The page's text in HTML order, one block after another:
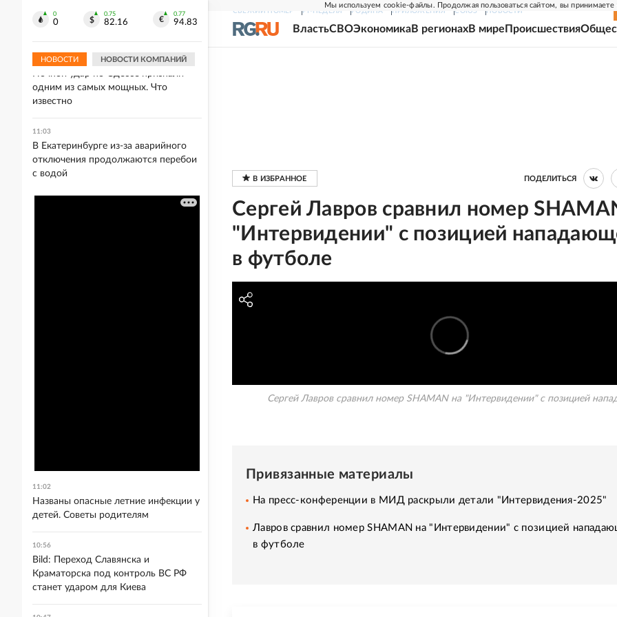
Мы используем cookie-файлы. Продолжая пользоваться сайтом, вы принимаете
СВЕЖИЙ НОМЕР РГ-НЕДЕЛЯ РОДИНА ПРИЛОЖЕНИЯ СОЮЗ НОВОСТИ
ВластьСВОЭкономикаВ регионахВ мире Происшествия
ПОДЕЛИТЬСЯ
Сергей Лавров сравнил номер
"Интервидении" с позицией
в футболе
Сергей Лавров сравнил номер SHAMAN на "Интервидении" с позицией
Привязанные материалы
На пресс-конференции в МИД раскрыли детали "Интервидения-2025"
Лавров сравнил номер SHAMAN на "Интервидении" с позицией
в футболе
0
0
0.75
82.16
0.77
94.83
НОВОСТИ НОВОСТИ КОМПАНИЙ
В Северной Осетии прогнозируется
11:16
Ночной удар по Одессе признали
одним из самых мощных. Что
известно
11:03
В Екатеринбурге из-за аварийного
отключения продолжаются перебои
с водой
11:02
Названы опасные летние инфекции у
детей. Советы родителям
10:56
Bild: Переход Славянска и
Краматорска под контроль ВС РФ
станет ударом для Киева